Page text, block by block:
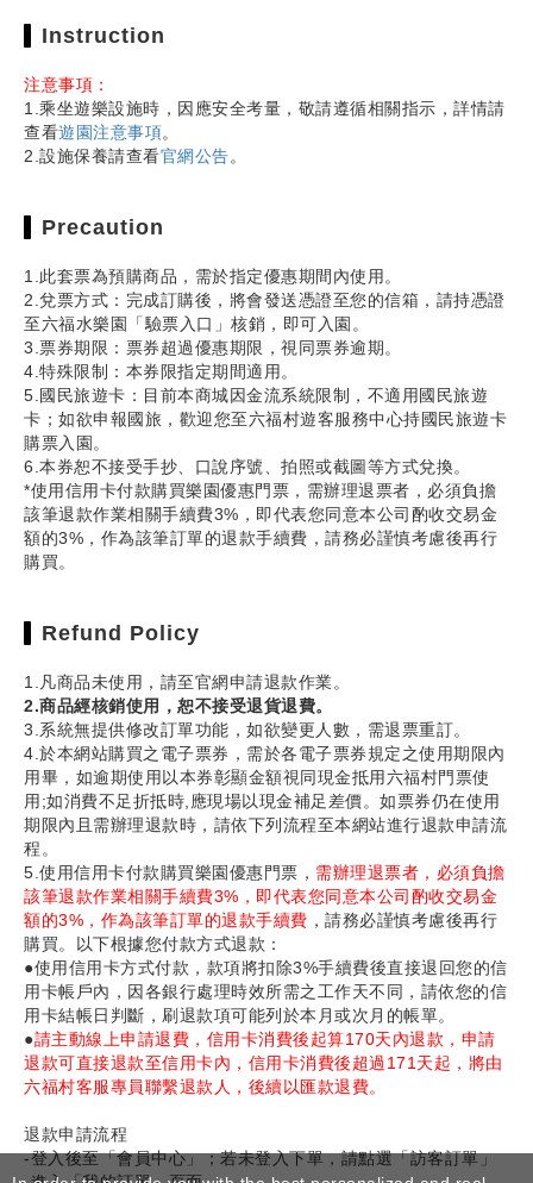
Instruction
注意事項：
1.乘坐遊樂設施時，因應安全考量，敬請遵循相關指示，詳情請
查看遊園注意事項。
2.設施保養請查看官網公告。
Precaution
1.此套票為預購商品，需於指定優惠期間內使用。
2.兌票方式：完成訂購後，將會發送憑證至您的信箱，請持憑證
至六福水樂園「驗票入口」核銷，即可入園。
3.票券期限：票券超過優惠期限，視同票券逾期。
4.特殊限制：本券限指定期間適用。
5.國民旅遊卡：目前本商城因金流系統限制，不適用國民旅遊
卡；如欲申報國旅，歡迎您至六福村遊客服務中心持國民旅遊卡
購票入園。
6.本券恕不接受手抄、口說序號、拍照或截圖等方式兌換。
*使用信用卡付款購買樂園優惠門票，需辦理退票者，必須負擔
該筆退款作業相關手續費3%，即代表您同意本公司酌收交易金
額的3%，作為該筆訂單的退款手續費，請務必謹慎考慮後再行
購買。
Refund Policy
1.凡商品未使用，請至官網申請退款作業。
2.商品經核銷使用，恕不接受退貨退費。
3.系統無提供修改訂單功能，如欲變更人數，需退票重訂。
4.於本網站購買之電子票券，需於各電子票券規定之使用期限內
用畢，如逾期使用以本券彰顯金額視同現金抵用六福村門票使
用;如消費不足折抵時,應現場以現金補足差價。如票券仍在使用
期限內且需辦理退款時，請依下列流程至本網站進行退款申請流
程。
5.使用信用卡付款購買樂園優惠門票， 需辦理退票者，必須負擔
該筆退款作業相關手續費3%，即代表您同意本公司酌收交易金
額的3%，作為該筆訂單的退款手續費 ，請務必謹慎考慮後再行
購買。以下根據您付款方式退款：
●使用信用卡方式付款，款項將扣除3%手續費後直接退回您的信
用卡帳戶內，因各銀行處理時效所需之工作天不同，請依您的信
用卡結帳日判斷，刷退款項可能列於本月或次月的帳單。
●請主動線上申請退費，信用卡消費後起算170天內退款，申請
退款可直接退款至信用卡內，信用卡消費後超過171天起，將由
六福村客服專員聯繫退款人，後續以匯款退費。
退款申請流程
-登入後至「會員中心」；若未登入下單，請點選「訪客訂單」